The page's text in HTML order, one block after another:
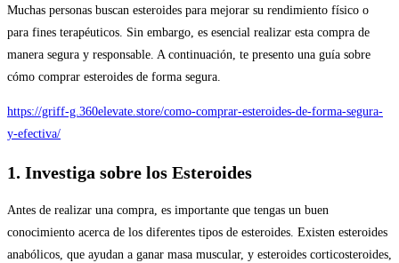
Muchas personas buscan esteroides para mejorar su rendimiento físico o
para fines terapéuticos. Sin embargo, es esencial realizar esta compra de
manera segura y responsable. A continuación, te presento una guía sobre
cómo comprar esteroides de forma segura.
https://griff-g.360elevate.store/como-comprar-esteroides-de-forma-segura-
y-efectiva/
1. Investiga sobre los Esteroides
Antes de realizar una compra, es importante que tengas un buen
conocimiento acerca de los diferentes tipos de esteroides. Existen esteroides
anabólicos, que ayudan a ganar masa muscular, y esteroides corticosteroides,